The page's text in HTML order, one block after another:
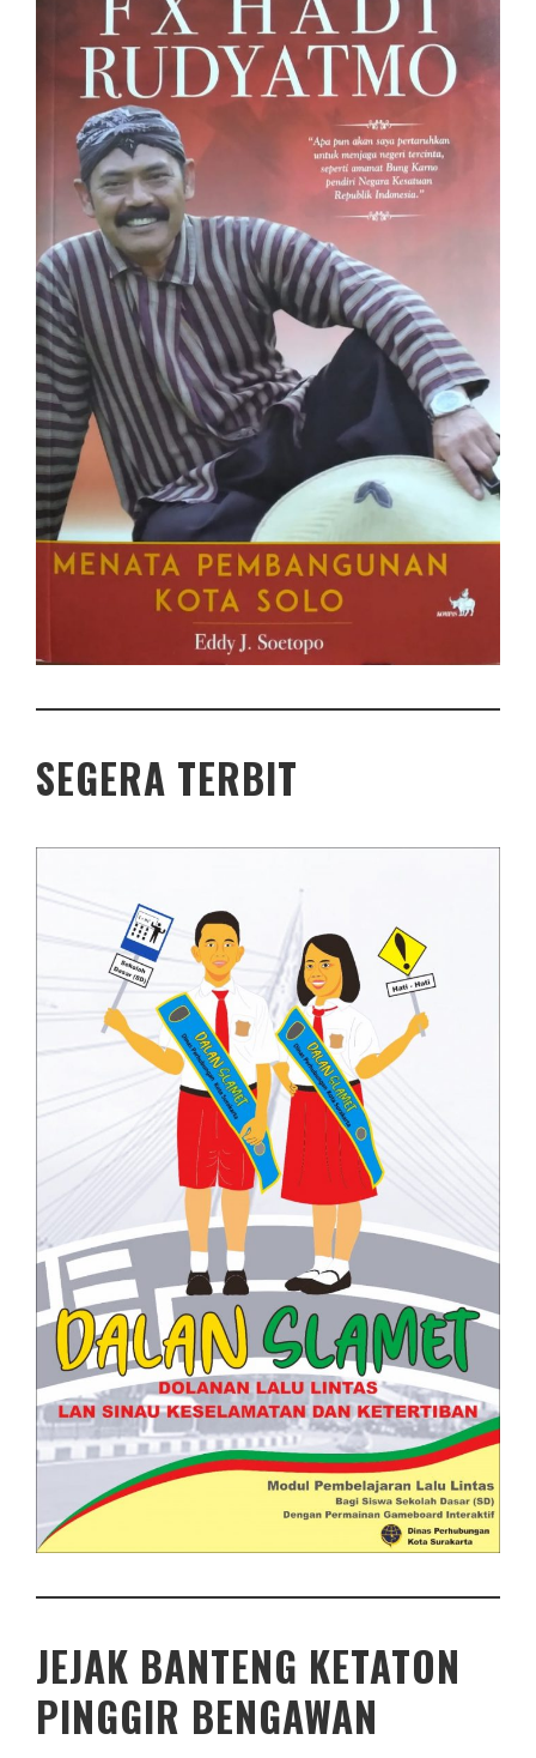
SEGERA TERBIT
JEJAK BANTENG KETATON
PINGGIR BENGAWAN